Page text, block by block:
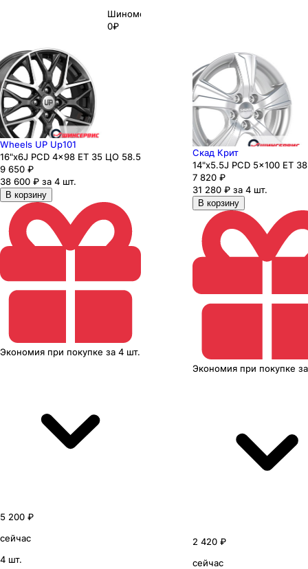
Шиномонтаж
0₽
Wheels UP Up101
16"x6J PCD 4x98 ЕТ 35 ЦО 58.5
9 650 ₽
38 600 ₽ за 4 шт.
В корзину
Экономия при покупке за 4 шт.
5 200 ₽
сейчас
4 шт.
Скад Крит
14"x5.5J PCD 5x100 ЕТ
7 820 ₽
31 280 ₽ за 4 шт.
В корзину
Экономия при покупке
2 420 ₽
сейчас